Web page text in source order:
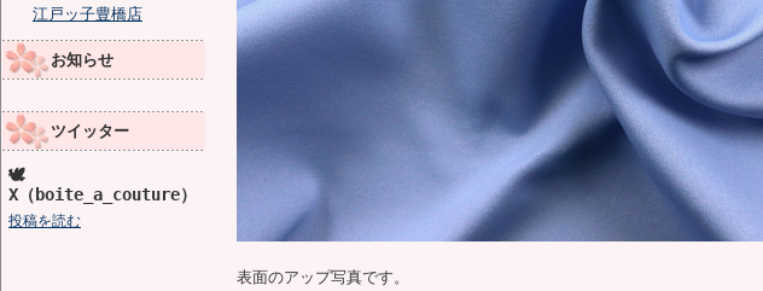
江戸ッ子豊橋店
お知らせ
ツイッター
🕊️
X（boite_a_couture）
投稿を読む
表面のアップ写真です。